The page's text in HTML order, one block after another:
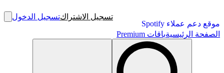
موقع دعم عملاء Spotify
تسجيل الاشتراكتسجيل الدخول
الصفحة الرئيسيةباقات Premium